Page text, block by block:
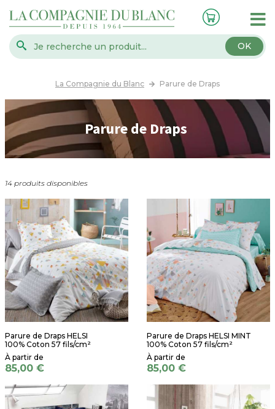
OK
La Compagnie du Blanc Parure de Draps
Parure de Draps
14 produits disponibles
Parure de Draps HELSI
100% Coton 57 fils/cm²
85,00 €
Parure de Draps HELSI MINT
100% Coton 57 fils/cm²
85,00 €